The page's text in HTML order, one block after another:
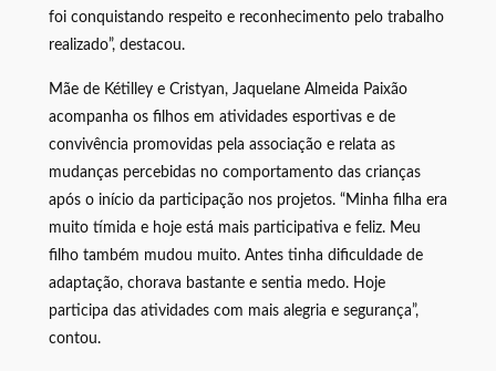
foi conquistando respeito e reconhecimento pelo trabalho
realizado”, destacou.
Mãe de Kétilley e Cristyan, Jaquelane Almeida Paixão
acompanha os filhos em atividades esportivas e de
convivência promovidas pela associação e relata as
mudanças percebidas no comportamento das crianças
após o início da participação nos projetos. “Minha filha era
muito tímida e hoje está mais participativa e feliz. Meu
filho também mudou muito. Antes tinha dificuldade de
adaptação, chorava bastante e sentia medo. Hoje
participa das atividades com mais alegria e segurança”,
contou.